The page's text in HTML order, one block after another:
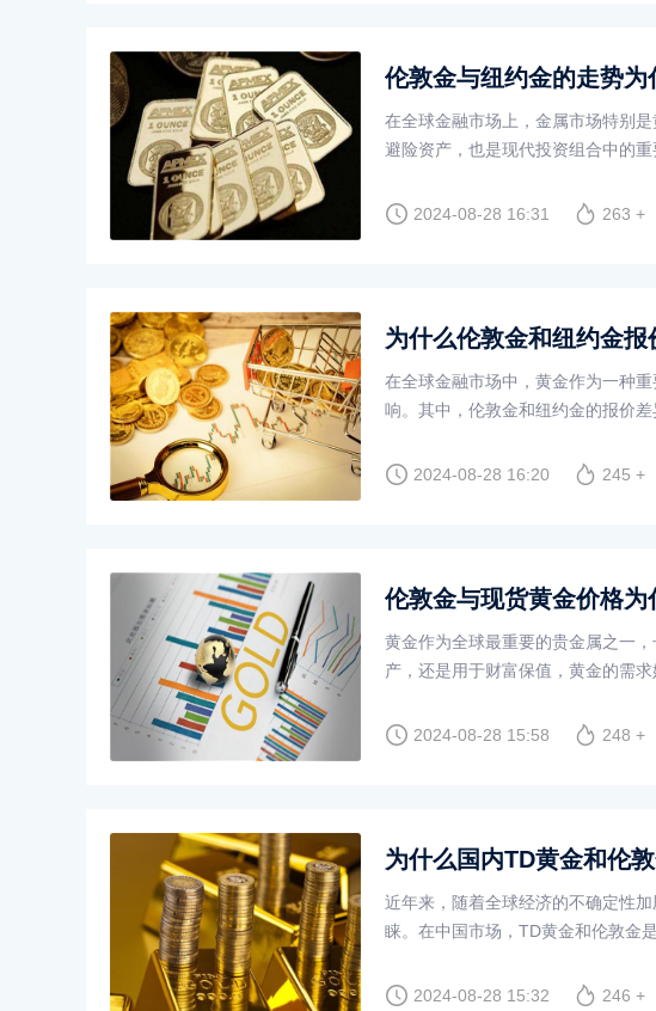
伦敦金与纽约金的走势为
在全球金融市场上，金属市场特别
避险资产，也是现代投资组合中的
出惊人的一致性。这种现象引发了
2024-08-28 16:31 263 +
为什么伦敦金和纽约金报
在全球金融市场中，黄金作为一种
响。其中，伦敦金和纽约金的报价
价存在一定的差异。
2024-08-28 16:20 245 +
伦敦金与现货黄金价格为
黄金作为全球最重要的贵金属之一
产，还是用于财富保值，黄金的需
2024-08-28 15:58
248 +
为什么国内TD黄金和伦
近年来，随着全球经济的不确定性
睐。在中国市场，TD黄金和伦敦金
步的现象呢？
2024-08-28 15:32 246 +